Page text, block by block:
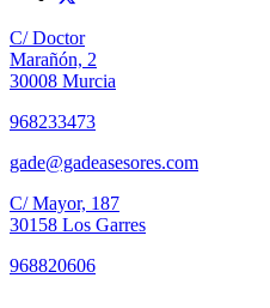
C/ Doctor
Marañón, 2
30008 Murcia
968233473
gade@gadeasesores.com
C/ Mayor, 187
30158 Los Garres
968820606